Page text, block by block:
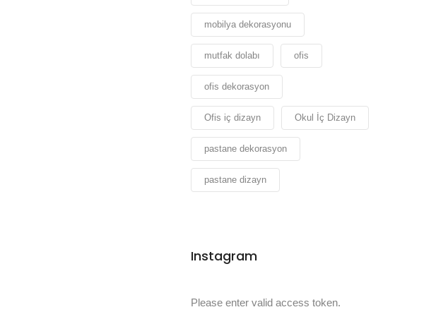
mobilya dekorasyonu
mutfak dolabı ofis
ofis dekorasyon
Ofis iç dizayn Okul İç Dizayn
pastane dekorasyon
pastane dizayn
Instagram
Please enter valid access token.